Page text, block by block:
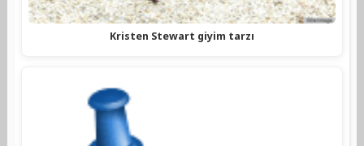
Kristen Stewart giyim tarzı